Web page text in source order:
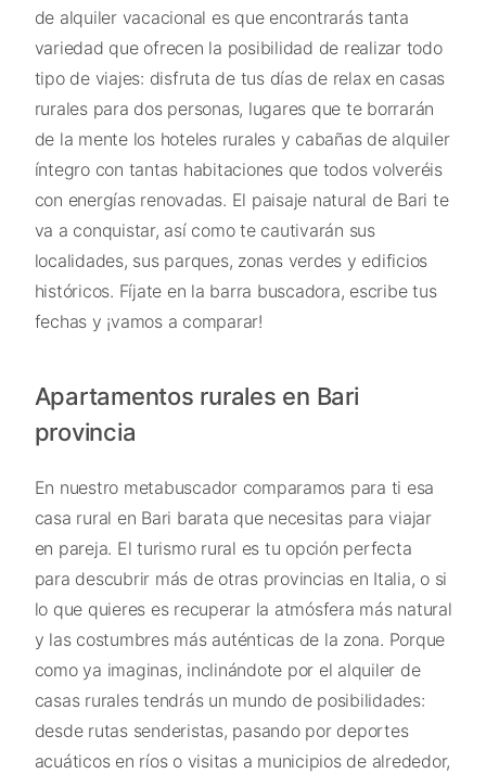
de alquiler vacacional es que encontrarás tanta
variedad que ofrecen la posibilidad de realizar todo
tipo de viajes: disfruta de tus días de relax en casas
rurales para dos personas, lugares que te borrarán
de la mente los hoteles rurales y cabañas de alquiler
íntegro con tantas habitaciones que todos volveréis
con energías renovadas. El paisaje natural de Bari te
va a conquistar, así como te cautivarán sus
localidades, sus parques, zonas verdes y edificios
históricos. Fíjate en la barra buscadora, escribe tus
fechas y ¡vamos a comparar!
Apartamentos rurales en Bari
provincia
En nuestro metabuscador comparamos para ti esa
casa rural en Bari barata que necesitas para viajar
en pareja. El turismo rural es tu opción perfecta
para descubrir más de otras provincias en Italia, o si
lo que quieres es recuperar la atmósfera más natural
y las costumbres más auténticas de la zona. Porque
como ya imaginas, inclinándote por el alquiler de
casas rurales tendrás un mundo de posibilidades:
desde rutas senderistas, pasando por deportes
acuáticos en ríos o visitas a municipios de alrededor,